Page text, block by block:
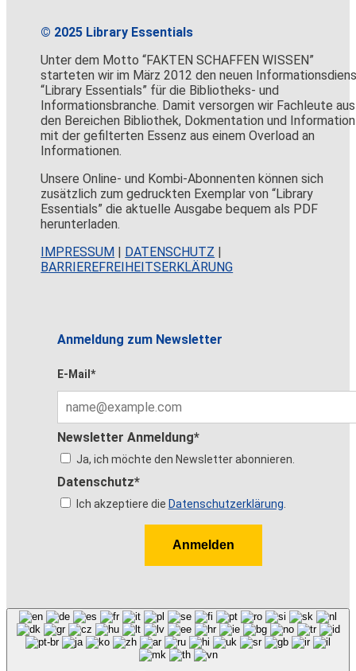
© 2025 Library Essentials
Unter dem Motto “FAKTEN SCHAFFEN WISSEN”
starteten wir im März 2012 den neuen
“Library Essentials” für die Bibliotheks- und
Informationsbranche. Damit versorgen wir Fachleute aus
den Bereichen Bibliothek, Dokmentation und Information
mit der gefilterten Essenz aus einem Overload an
Informationen.
Unsere Online- und Kombi-Abonnenten können sich
zusätzlich zum gedruckten Exemplar von “Library
Essentials” die aktuelle Ausgabe bequem als PDF
herunterladen.
IMPRESSUM
DATENSCHUTZ
BARRIEREFREIHEITSERKLÄRUNG
Anmeldung zum Newsletter
E-Mail*
Newsletter Anmeldung*
Ja, ich möchte den Newsletter abonnieren.
Datenschutz*
Ich akzeptiere die Datenschutzerklärung.
Anmelden